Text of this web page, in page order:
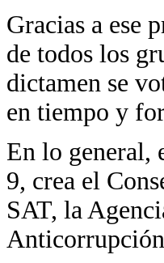
Gracias a ese
de todos los
dictamen se
en tiempo y
En lo general,
9, crea el
SAT, la